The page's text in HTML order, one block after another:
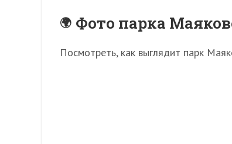
Фото парка
Посмотреть, как выглядит парк